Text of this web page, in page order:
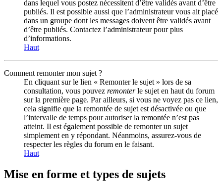
dans lequel vous postez nécessitent d’être validés avant d’être
publiés. Il est possible aussi que l’administrateur vous ait placé
dans un groupe dont les messages doivent être validés avant
d’être publiés. Contactez l’administrateur pour plus
d’informations.
Haut
Comment remonter mon sujet ?
En cliquant sur le lien « Remonter le sujet » lors de sa
consultation, vous pouvez remonterle sujet en haut du forum
sur la première page. Par ailleurs, si vous ne voyez pas ce lien,
cela signifie que la remontée de sujet est désactivée ou que
l’intervalle de temps pour autoriser la remontée n’est pas
atteint. Il est également possible de remonter un sujet
simplement en y répondant. Néanmoins, assurez-vous de
respecter les règles du forum en le faisant.
Haut
Mise en forme et types de sujets